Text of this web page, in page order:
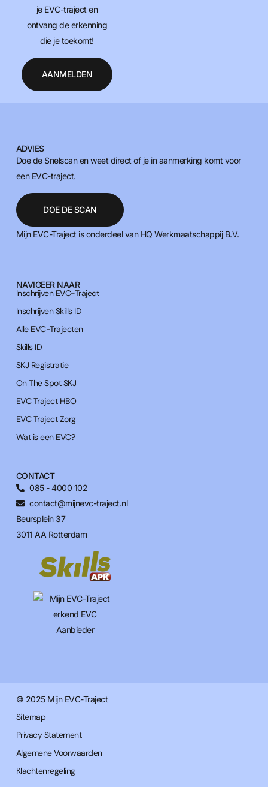
je EVC-traject en
ontvang de erkenning
die je toekomt!
AANMELDEN
CONTACT
085 - 4000 102
contact@mijnevc-traject.nl
Beursplein 37
3011 AA Rotterdam
NAVIGEER NAAR
Inschrijven EVC-Traject
Inschrijven Skills ID
Alle EVC-Trajecten
Skills ID
SKJ Registratie
On The Spot SKJ
EVC Traject HBO
EVC Traject Zorg
Wat is een EVC?
ADVIES
Doe de Snelscan en weet direct of je in aanmerking komt voor
een EVC-traject.
DOE DE SCAN
Mijn EVC-Traject is onderdeel van HQ Werkmaatschappij B.V.
© 2025 Mijn EVC-Traject
Sitemap
Privacy Statement
Algemene Voorwaarden
Klachtenregeling